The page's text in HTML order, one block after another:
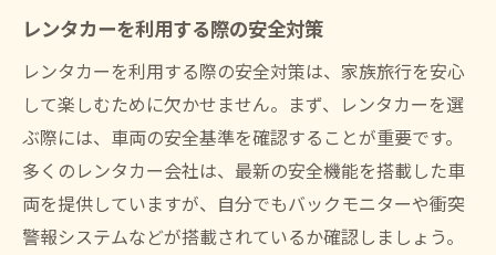
レンタカーを利用する際の安全対策
レンタカーを利用する際の安全対策は、家族旅行を安心
して楽しむために欠かせません。まず、レンタカーを選
ぶ際には、車両の安全基準を確認することが重要です。
多くのレンタカー会社は、最新の安全機能を搭載した車
両を提供していますが、自分でもバックモニターや衝突
警報システムなどが搭載されているか確認しましょう。